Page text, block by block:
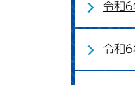
令和6
令和6